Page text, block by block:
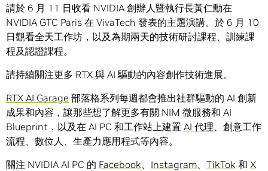
請於 6 月 11 日收看 NVIDIA 創辦人暨執行長黃仁勳在
NVIDIA GTC Paris 在 VivaTech 發表的主題演講。於 6 月 10
日觀看全天工作坊，以及為期兩天的技術研討課程、訓練課
程及認證課程。
請持續關注更多 RTX 與 AI 驅動的內容創作技術進展。
RTX AI Garage 部落格系列每週都會推出社群驅動的 AI 創新
成果和內容，讓那些想了解更多有關 NIM 微服務和 AI
Blueprint，以及在 AI PC 和工作站上建置 AI 代理 、創意工作
流程、數位人、生產力應用程式等內容。
關注 NVIDIA AI PC 的 Facebook Instagram TikTok 和 X